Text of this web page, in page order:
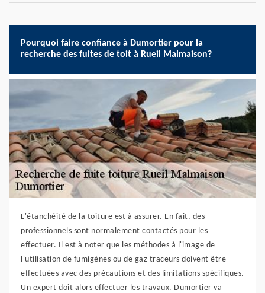
Pourquoi faire confiance à Dumortier pour la
recherche des fuites de toit à Rueil Malmaison?
L'étanchéité de la toiture est à assurer. En fait, des
professionnels sont normalement contactés pour les
effectuer. Il est à noter que les méthodes à l'image de
l'utilisation de fumigènes ou de gaz traceurs doivent être
effectuées avec des précautions et des limitations spécifiques.
Un expert doit alors effectuer les travaux. Dumortier va